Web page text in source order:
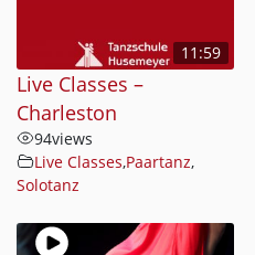
11:59
Live Classes –
Charleston
94views
Live Classes,Paartanz,
Solotanz